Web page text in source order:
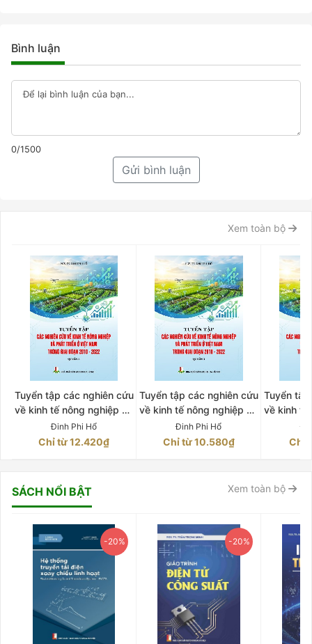
Bình luận
0/1500
Gửi bình luận
Xem toàn bộ
Tuyển tập các nghiên cứu
về kinh tế nông nghiệp và
phát triển ở Việt Nam
trong giai đoạn 2010-
Đinh Phi Hổ
Chỉ từ 12.420₫
Tuyển tập các nghiên cứu
về kinh tế nông nghiệp và
phát triển ở Việt Nam
trong giai đoạn 2010-
Đinh Phi Hổ
Chỉ từ 10.580₫
Tuyển
về kinh tế
phát
trong
Chỉ
SÁCH NỔI BẬT Xem toàn bộ
-20% -20%